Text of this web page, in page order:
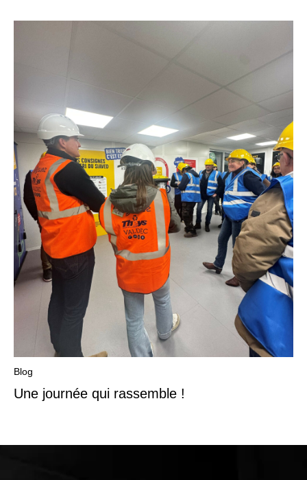
Blog
Une journée qui rassemble !